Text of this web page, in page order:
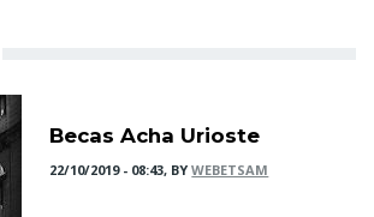
Becas Acha Urioste
22/10/2019 - 08:43, BYWEBETSAM